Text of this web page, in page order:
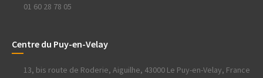
01 60 28 78 05
Centre du Puy-en-Velay
13, bis route de Roderie, Aiguilhe, 43000 Le Puy-en-Velay, France